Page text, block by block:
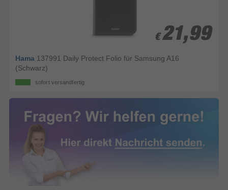
€ 21,99
€ 21,99
Hama 137991 Daily Protect Folio für Samsung A16
(Schwarz)
sofort versandfertig